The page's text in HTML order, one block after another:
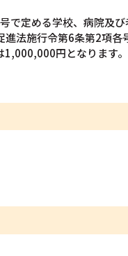
定める学校、病院及
法施行令第6条第2項各
円となります。